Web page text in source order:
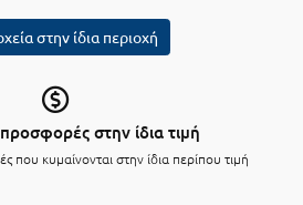
στην ίδια περιοχή
στην ίδια τιμή
που κυμαίνονται στην ίδια περίπου τιμή